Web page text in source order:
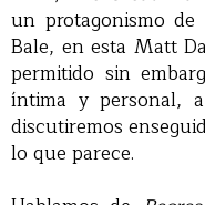
un protagonismo
Bale, en esta Matt
permitido sin
íntima y personal,
discutiremos
lo que parece.